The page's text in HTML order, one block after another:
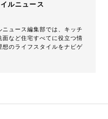
ルニュース
ニュース編集部では、キッチ
面など住宅すべてに役立つ情
想のライフスタイルをナビゲ